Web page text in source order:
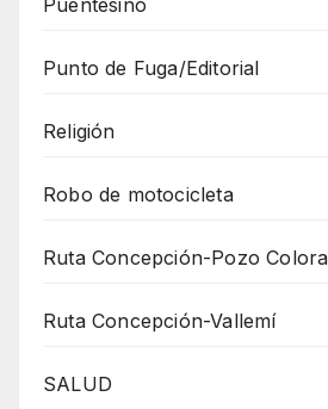
Puentesiño
Punto de Fuga/Editorial
Religión
Robo de motocicleta
Ruta Concepción-Pozo
Ruta Concepción-Vallemí
SALUD